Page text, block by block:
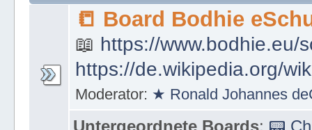
📒 Board Bodhie
📖 https://www.bodhie.eu/
https://de.wikipedia.org/
Moderator: ★ Ronald Johannes
Untergeordnete Boards: 📟